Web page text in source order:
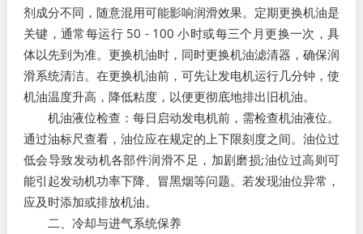
剂成分不同，随意混用可能影响润滑效果。定期更换机油是
关键，通常每运行 50 - 100 小时或每三个月更换一次，具
体以先到为准。更换机油时，同时更换机油滤清器，确保润
滑系统清洁。在更换机油前，可先让发电机运行几分钟，使
机油温度升高，降低粘度，以便更彻底地排出旧机油。​
机油液位检查：每日启动发电机前，需检查机油液位。
通过油标尺查看，油位应在规定的上下限刻度之间。油位过
低会导致发动机各部件润滑不足，加剧磨损;油位过高则可
能引起发动机功率下降、冒黑烟等问题。若发现油位异常，
应及时添加或排放机油。​
二、冷却与进气系统保养​